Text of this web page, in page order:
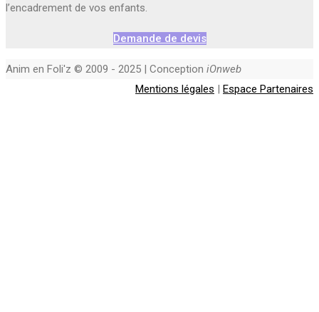
l’encadrement de vos enfants.
Demande de devis
Anim en Foli'z © 2009 - 2025 | Conception iOnweb
Mentions légales | Espace Partenaires